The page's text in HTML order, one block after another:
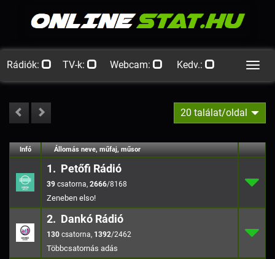
Rádiók: TV-k: Webcam: Kedv.:
20 találat/oldal
Infó Lejátszás
Állomás neve, műfaj, műsor
1.
1. Petőfi Rádió
39 , 2666/8168
Zeneben elso!
39
2666/8168
2.
2. Dankó Rádió
130 , 1392/2462
130
1392/2462